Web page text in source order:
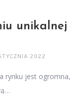
unikalnej
2022
rynku jest ogromna,